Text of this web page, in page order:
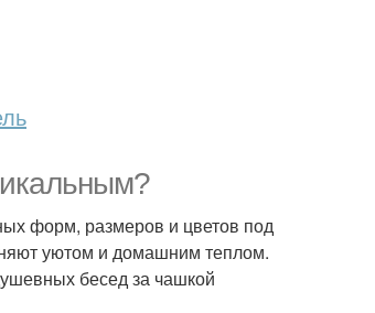
форм, размеров и цветов под
уютом и домашним теплом.
бесед за чашкой